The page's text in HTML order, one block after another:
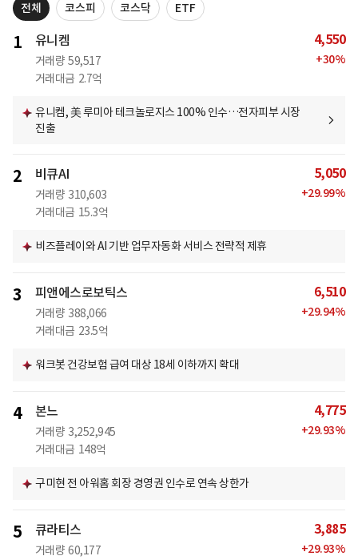
전체 코스피 코스닥 ETF
1 유니켐
거래량 59,517
거래대금 2.7억
4,550
+30%
유니켐, 美 루미아 테크놀로지스 100% 인수…전자피부 시장
진출
2 비큐AI
거래량 310,603
거래대금 15.3억
5,050
+29.99%
비즈플레이와 AI 기반 업무자동화 서비스 전략적 제휴
3 피앤에스로보틱스
거래량 388,066
거래대금 23.5억
6,510
+29.94%
워크봇 건강보험 급여 대상 18세 이하까지 확대
4 본느
거래량 3,252,945
거래대금 148억
4,775
+29.93%
구미현 전 아워홈 회장 경영권 인수로 연속 상한가
5 큐라티스
거래량 60,177
3,885
+29.93%